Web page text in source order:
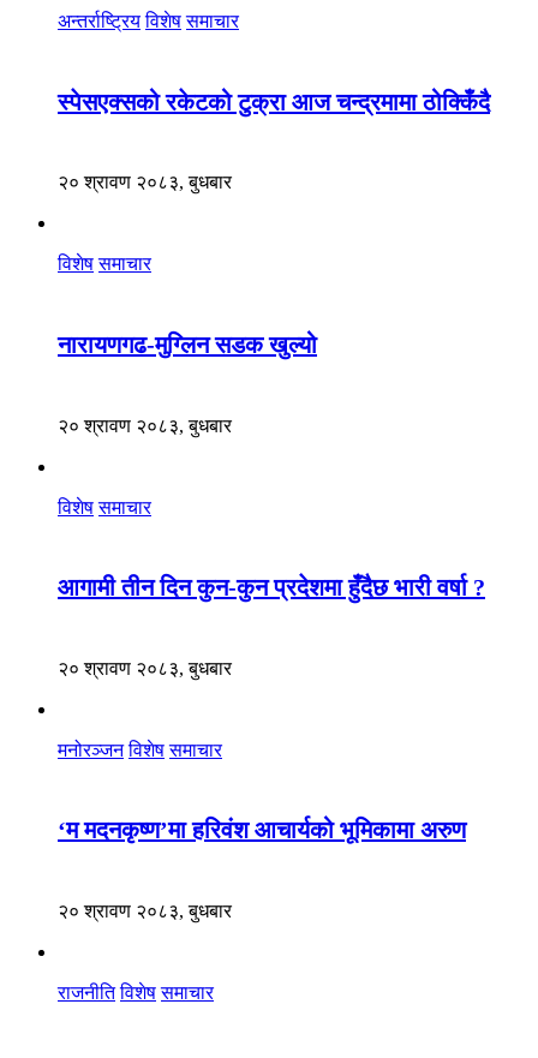
अन्तर्राष्ट्रिय विशेष समाचार
स्पेसएक्सको रकेटको टुक्रा आज चन्द्रमामा ठोक्किँदै
२० श्रावण २०८३, बुधबार
विशेष समाचार
नारायणगढ-मुग्लिन सडक खुल्यो
२० श्रावण २०८३, बुधबार
विशेष समाचार
आगामी तीन दिन कुन-कुन प्रदेशमा हुँदैछ भारी वर्षा ?
२० श्रावण २०८३, बुधबार
मनोरञ्जन विशेष समाचार
‘म मदनकृष्ण’मा हरिवंश आचार्यको भूमिकामा अरुण
२० श्रावण २०८३, बुधबार
राजनीति विशेष समाचार